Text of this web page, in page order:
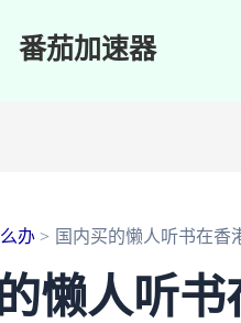
番茄加速器
办 国内买的懒人听书在香
懒人听书